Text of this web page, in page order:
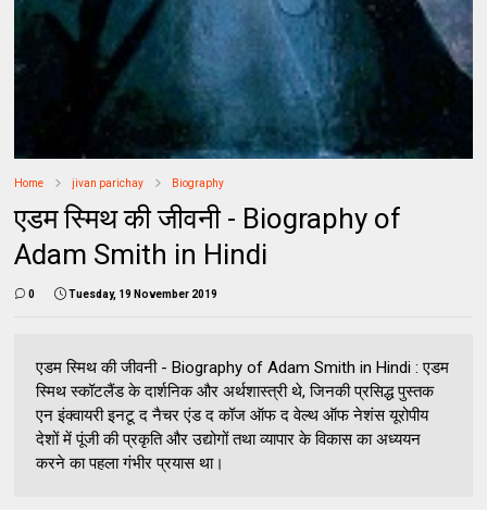
Home jivan parichay Biography
एडम स्मिथ की जीवनी - Biography of
Adam Smith in Hindi
0 Tuesday, 19 November 2019
एडम स्मिथ की जीवनी - Biography of Adam Smith in Hindi : एडम
स्‍मिथ स्‍कॉटलैंड के दार्शनिक और अर्थशास्‍त्री थे, जिनकी प्रसिद्ध पुस्‍तक
एन इंक्‍वायरी इनटू द नैचर एंड द कॉज ऑफ द वेल्‍थ ऑफ नेशंस यूरोपीय
देशों में पूंजी की प्रकृति और उद्योगों तथा व्‍यापार के विकास का अध्‍ययन
करने का पहला गंभीर प्रयास था।